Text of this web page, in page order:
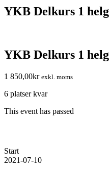
YKB Delkurs 1
YKB Delkurs 1
1 850,00kr exkl. moms
6 platser kvar
This event has passed
Start
2021-07-10